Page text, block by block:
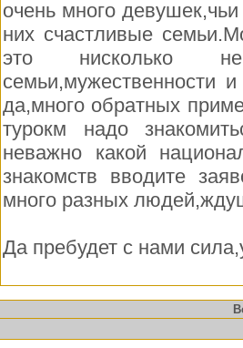
очень много
них счастливые
это нисколько
семьи,мужественности
да,много обратных
турокм надо
неважно какой
знакомств вводите
много разных
Да пребудет с нами